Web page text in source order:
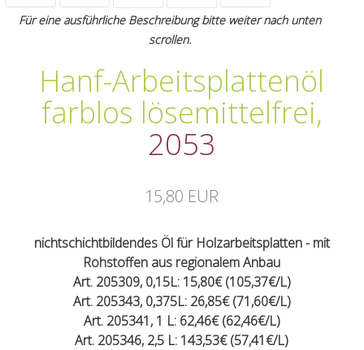
Für eine ausführliche Beschreibung bitte weiter nach unten
scrollen.
Hanf-Arbeitsplattenöl
farblos lösemittelfrei,
2053
15,80 EUR
nichtschichtbildendes Öl für Holzarbeitsplatten - mit
Rohstoffen aus regionalem Anbau
Art. 205309, 0,15L: 15,80€ (105,37€/L)
Art. 205343, 0,375L: 26,85€ (71,60€/L)
Art. 205341, 1 L: 62,46€ (62,46€/L)
Art. 205346, 2,5 L: 143,53€ (57,41€/L)